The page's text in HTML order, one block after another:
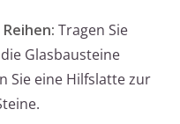
Tragen Sie
Glasbausteine
Sie eine Hilfslatte zur